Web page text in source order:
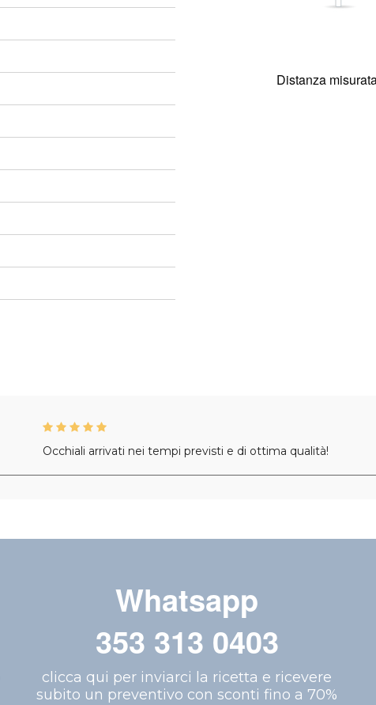
Distanza
Occhiali arrivati nei tempi previsti e di ottima qualità!
Whatsapp
353 313 0403
clicca qui per inviarci la ricetta e ricevere
subito un preventivo con sconti fino a 70%